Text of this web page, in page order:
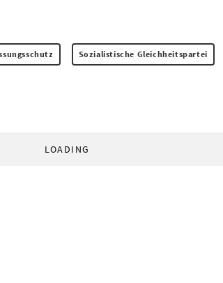
Sozialistische Gleichheitspartei
LOADING